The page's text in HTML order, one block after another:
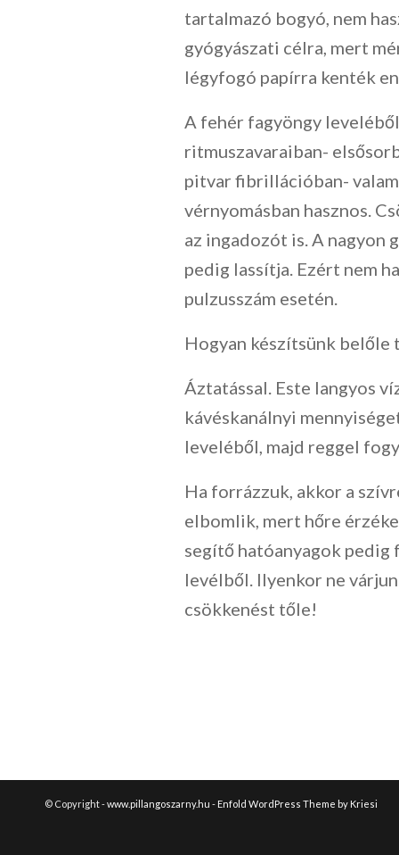
tartalmazó bogyó, nem
gyógyászati célra, mert
légyfogó papírra kenték
A fehér fagyöngy
ritmuszavaraiban-
pitvar fibrillációban-
vérnyomásban hasznos.
az ingadozót is. A nagyon
pedig lassítja. Ezért nem
pulzusszám esetén.
Hogyan készítsünk belőle
Áztatással. Este langyos
kávéskanálnyi
leveléből, majd reggel
Ha forrázzuk, akkor a
elbomlik, mert hőre
segítő hatóanyagok pedig
levélből. Ilyenkor ne
csökkenést tőle!
© Copyright -www.pillangoszarny.hu - Enfold WordPress Theme by Kriesi